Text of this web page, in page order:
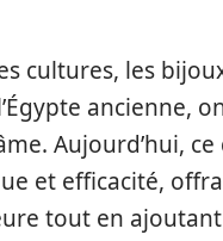
cultures, les
ancienne,
Aujourd’hui,
et efficacité,
tout en